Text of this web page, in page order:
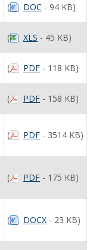
( DOC - 94 KB)
( XLS - 45 KB)
( PDF - 118 KB)
( PDF - 158 KB)
( PDF - 3514 KB)
( PDF - 175 KB)
( DOCX - 23 KB)